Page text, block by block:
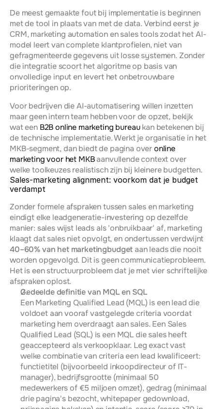
De meest gemaakte fout bij implementatie is beginnen
met de tool in plaats van met de data. Verbind eerst je
CRM, marketing automation en sales tools zodat het AI-
model leert van complete klantprofielen, niet van
gefragmenteerde gegevens uit losse systemen. Zonder
die integratie scoort het algoritme op basis van
onvolledige input en levert het onbetrouwbare
prioriteringen op.
Voor bedrijven die AI-automatisering willen inzetten
maar geen intern team hebben voor de opzet, bekijk
wat een B2B online marketing bureau kan betekenen bij
de technische implementatie. Werkt je organisatie in het
MKB-segment, dan biedt de pagina over online
marketing voor het MKB aanvullende context over
welke toolkeuzes realistisch zijn bij kleinere budgetten.
Sales-marketing alignment: voorkom dat je budget
verdampt
Zonder formele afspraken tussen sales en marketing
eindigt elke leadgeneratie-investering op dezelfde
manier: sales wijst leads als 'onbruikbaar' af, marketing
40–60% van het marketingbudget aan leads die nooit
worden opgevolgd. Dit is geen communicatieprobleem.
Het is een structuurprobleem dat je met vier schriftelijke
afspraken oplost.
Gedeelde definitie van MQL en SQL
Een Marketing Qualified Lead (MQL) is een lead die
voldoet aan vooraf vastgelegde criteria voordat
marketing hem overdraagt aan sales. Een Sales
Qualified Lead (SQL) is een MQL die sales heeft
geaccepteerd als verkoopklaar. Leg exact vast
welke combinatie van criteria een lead kwalificeert:
functietitel (bijvoorbeeld inkoopdirecteur of IT-
manager), bedrijfsgrootte (minimaal 50
medewerkers of €5 miljoen omzet), gedrag (minimaal
drie pagina's bezocht, whitepaper gedownload,